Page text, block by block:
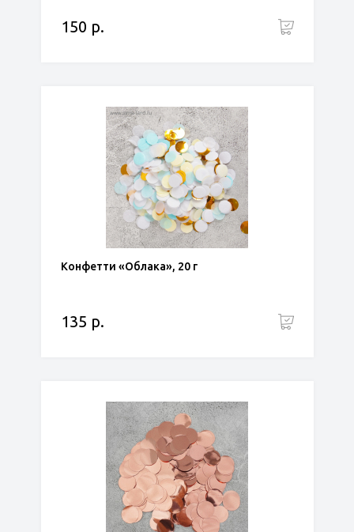
150 р.
Конфетти «Облака», 20 г
135 р.